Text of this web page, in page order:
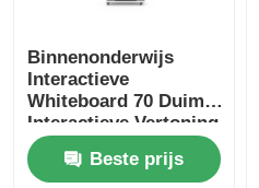
Binnenonderwijs
Interactieve
Whiteboard 70 Duim
Interactieve Vertoning
Beste prijs